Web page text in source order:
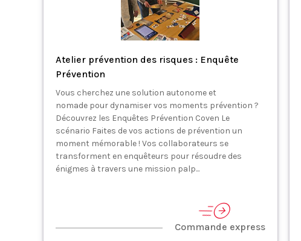
Atelier prévention des risques : Enquête
Prévention
Vous cherchez une solution autonome et
nomade pour dynamiser vos moments prévention ?
Découvrez les Enquêtes Prévention Coven Le
scénario Faites de vos actions de prévention un
moment mémorable ! Vos collaborateurs se
transforment en enquêteurs pour résoudre des
énigmes à travers une mission palp...
Commande express